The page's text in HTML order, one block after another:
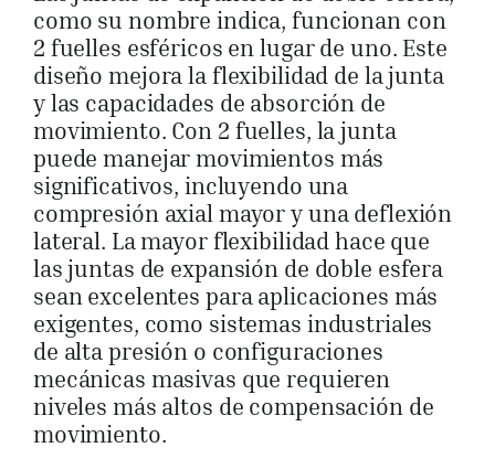
como su nombre indica, funcionan con
2 fuelles esféricos en lugar de uno. Este
diseño mejora la flexibilidad de la junta
y las capacidades de absorción de
movimiento. Con 2 fuelles, la junta
puede manejar movimientos más
significativos, incluyendo una
compresión axial mayor y una deflexión
lateral. La mayor flexibilidad hace que
las juntas de expansión de doble esfera
sean excelentes para aplicaciones más
exigentes, como sistemas industriales
de alta presión o configuraciones
mecánicas masivas que requieren
niveles más altos de compensación de
movimiento.